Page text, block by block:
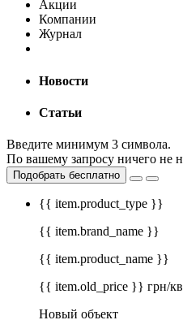
Акции
Компании
Журнал
Новости
Статьи
Введите минимум 3 символа.
По вашему запросу ничего не
Подобрать бесплатно
{{ item.product_type }}
{{ item.brand_name }}
{{ item.product_name }}
{{ item.old_price }} грн/
Новый объект